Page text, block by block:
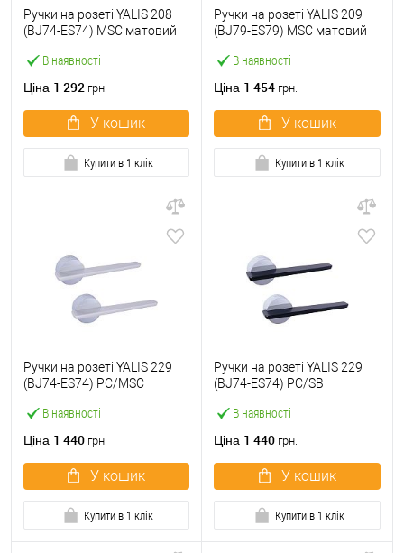
В наявності
Ручки на розеті YALIS 208
(BJ74-ES74) MSC матовий
Ціна 1 292 грн.
У кошик
Купити в 1 клік
В наявності
Ручки на розеті YALIS 209
(BJ79-ES79) MSC матовий
Ціна 1 454 грн.
У кошик
Купити в 1 клік
В наявності
Ручки на розеті YALIS 229
(BJ74-ES74) PC/MSC
хром
Ціна 1 440 грн.
У кошик
Купити в 1 клік
В наявності
Ручки на розеті YALIS 229
(BJ74-ES74) PC/SB
Ціна 1 440 грн.
У кошик
Купити в 1 клік